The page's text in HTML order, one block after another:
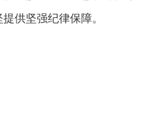
供坚强纪律保障。